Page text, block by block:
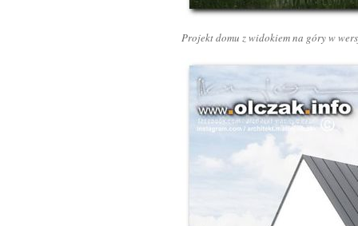
Projekt domu z widokiem na góry w